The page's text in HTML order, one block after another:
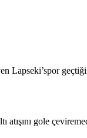
Lapseki’spor
atışını gole